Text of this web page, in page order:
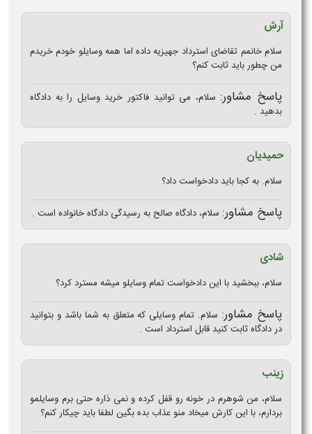
آرش
سلام خانمم تقاضای استرداد جهیزیه داده اما همه وسایلو خودم خریدم
من چطور باید ثابت کنم؟
پاسخ مشاور: سلام، می توانید فاکتور خرید وسایل را به دادگاه
بدهید .
حمیدیان
سلام. به کجا باید دادخواست داد؟
پاسخ مشاور: سلام، دادگاه صالح به رسیدگی دادگاه خانواده است .
شادی
سلام، ببخشید با این دادخواست تمام وسایلو میشه مسترد کرد؟
پاسخ مشاور: سلام. تمام وسایلی که متعلق به شما باشد و بتوانید
در دادگاه ثابت کنید قابل استرداد است .
زینب
سلام، من شوهرم در خونه رو قفل کرده و نمی ذاره حتی برم وسایلمو
بردارم، با این کارش میخاد منو عذاب بده بگین لطفا باید چیکار کنم؟